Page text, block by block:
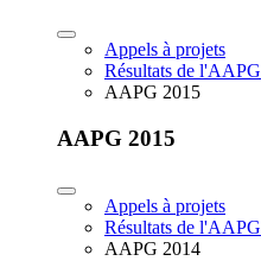
Appels à projets
Résultats de l'AAPG
AAPG 2015
AAPG 2015
Appels à projets
Résultats de l'AAPG
AAPG 2014